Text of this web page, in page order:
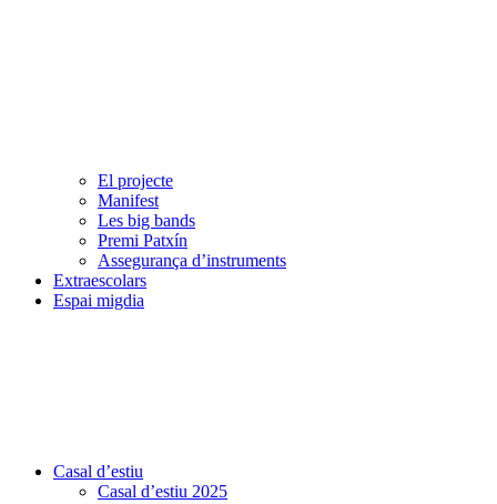
El projecte
Manifest
Les big bands
Premi Patxín
Assegurança d’instruments
Extraescolars
Espai migdia
Casal d’estiu
Casal d’estiu 2025